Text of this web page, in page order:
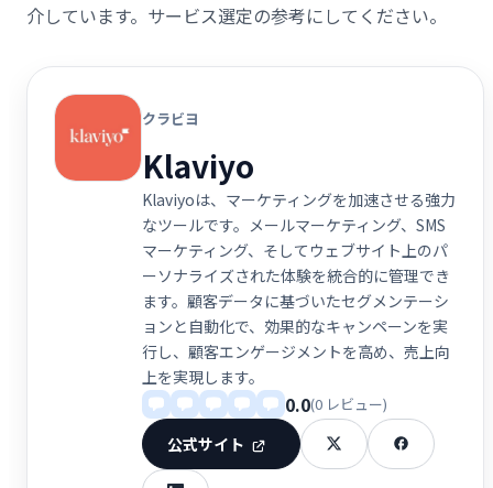
介しています。サービス選定の参考にしてください。
クラビヨ
Klaviyo
Klaviyoは、マーケティングを加速させる強力
なツールです。メールマーケティング、SMS
マーケティング、そしてウェブサイト上のパ
ーソナライズされた体験を統合的に管理でき
ます。顧客データに基づいたセグメンテーシ
ョンと自動化で、効果的なキャンペーンを実
行し、顧客エンゲージメントを高め、売上向
上を実現します。
0.0(0 レビュー)
公式サイト